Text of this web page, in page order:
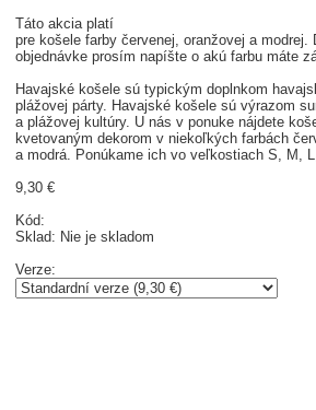
Táto akcia platí
pre košele farby červenej, oranžovej a modrej.
objednávke prosím napíšte o akú farbu máte
Havajské košele sú typickým doplnkom
plážovej párty. Havajské košele sú výrazom
a plážovej kultúry. U nás v ponuke nájdete
kvetovaným dekorom v niekoľkých farbách
a modrá. Ponúkame ich vo veľkostiach S, M,
9,30 €
Kód:
Sklad: Nie je skladom
Verze: